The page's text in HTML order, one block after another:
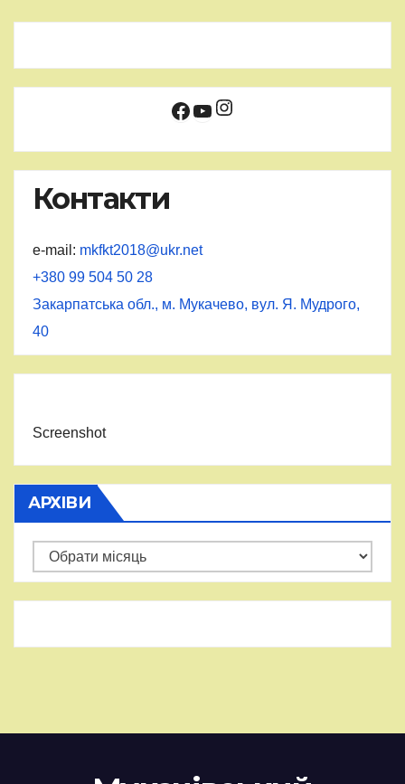
Facebook
YouTube
Instagram
Контакти
e-mail: mkfkt2018@ukr.net
+380 99 504 50 28
Закарпатська обл., м. Мукачево, вул. Я. Мудрого,
40
Screenshot
АРХІВИ
Архіви